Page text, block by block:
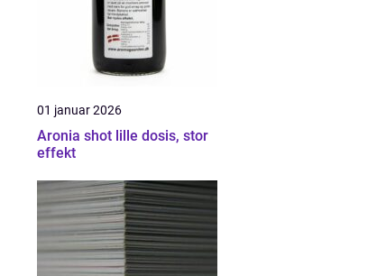
01 januar 2026
Aronia shot lille dosis, stor
effekt